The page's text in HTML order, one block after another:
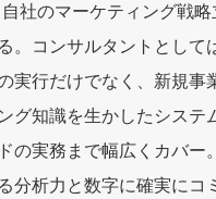
社のマーケティング戦略
。コンサルタントとして
実行だけでなく、新規事
グ知識を生かしたシステ
の実務まで幅広くカバー
分析力と数字に確実にコ